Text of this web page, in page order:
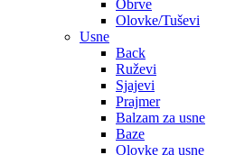
Obrve
Olovke/Tuševi
Usne
Back
Ruževi
Sjajevi
Prajmer
Balzam za usne
Baze
Olovke za usne